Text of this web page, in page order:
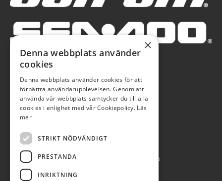
AUTOBLÅ AB 2026. ALL RIGHTS RESERVED.
POWERED BY EMPORI CMS
×
Denna webbplats använder
cookies
Denna webbplats använder cookies för att
förbättra användarupplevelsen. Genom att
använda vår webbplats samtycker du till alla
cookies i enlighet med vår Cookiepolicy. Läs
mer
STRIKT NÖDVÄNDIGT
PRESTANDA
INRIKTNING